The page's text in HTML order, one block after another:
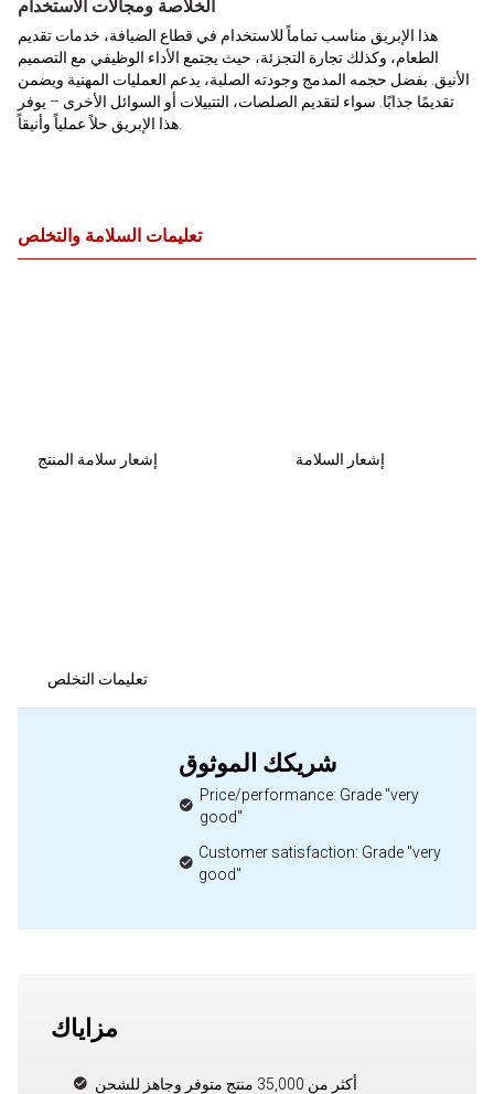
الخلاصة ومجالات الاستخدام
هذا الإبريق مناسب تماماً للاستخدام في قطاع الضيافة، خدمات تقديم
الطعام، وكذلك تجارة التجزئة، حيث يجتمع الأداء الوظيفي مع التصميم
الأنيق. بفضل حجمه المدمج وجودته الصلبة، يدعم العمليات المهنية ويضمن
تقديمًا جذابًا. سواء لتقديم الصلصات، التتبيلات أو السوائل الأخرى – يوفر
تعليمات السلامة والتخلص
إشعار سلامة المنتج إشعار السلامة
تعليمات التخلص
شريكك الموثوق
Price/performance: Grade "very
good"
Customer satisfaction: Grade "very
good"
مزاياك
أكثر من 35,000 منتج متوفر وجاهز للشحن